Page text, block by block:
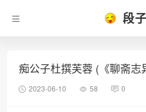
段
痴公子杜撰芙蓉 (《聊斋志
2023-06-10 58 0